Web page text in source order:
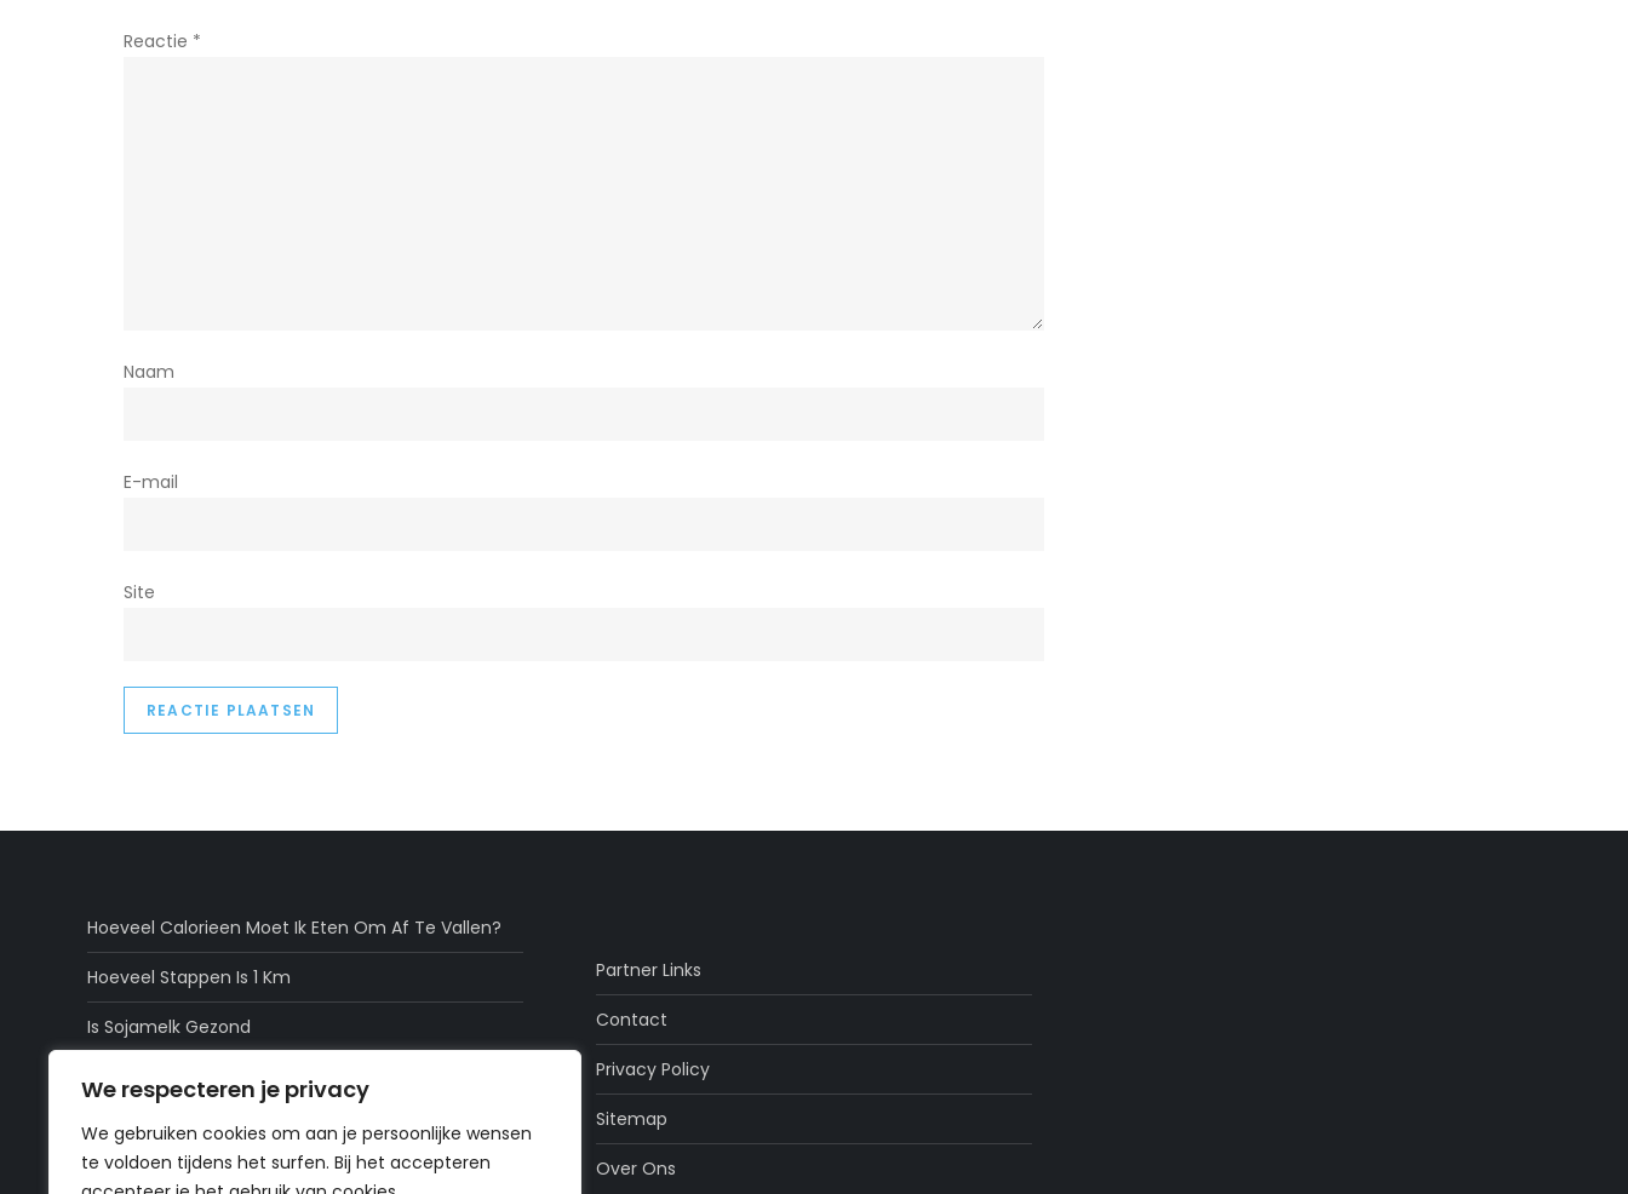
We respecteren je privacy
We gebruiken cookies om aan je persoonlijke wensen
te voldoen tijdens het surfen. Bij het accepteren
Reactie *
Naam
E-mail
Site
Hoeveel Calorieen Moet Ik Eten Om Af Te Vallen?
Hoeveel Stappen Is 1 Km
Is Sojamelk Gezond
Zijn Dadels Gezond
Is Popcorn Gezond
Partner Links
Contact
Privacy Policy
Sitemap
Over Ons